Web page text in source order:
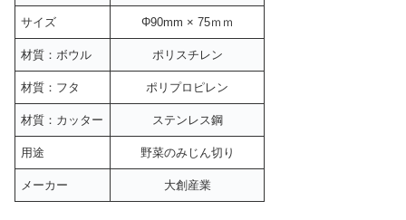
サイズ Φ90mm × 75ｍｍ
材質：ボウル ポリスチレン
材質：フタ ポリプロピレン
材質：カッター ステンレス鋼
用途 野菜のみじん切り
メーカー 大創産業